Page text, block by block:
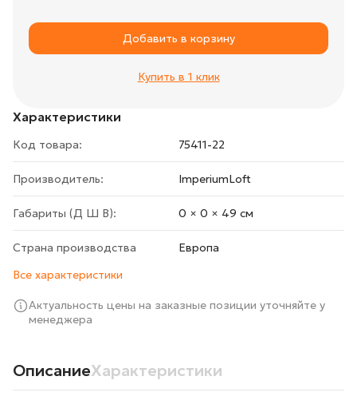
Характеристики
Код товара: 75411-22
Производитель: ImperiumLoft
Габариты (Д Ш В): 0 × 0 × 49 cм
Страна производства
Европа
Все характеристики
Актуальность цены на заказные позиции уточняйте у
менеджера
Добавить в корзину
Купить в 1 клик
ОписаниеХарактеристики